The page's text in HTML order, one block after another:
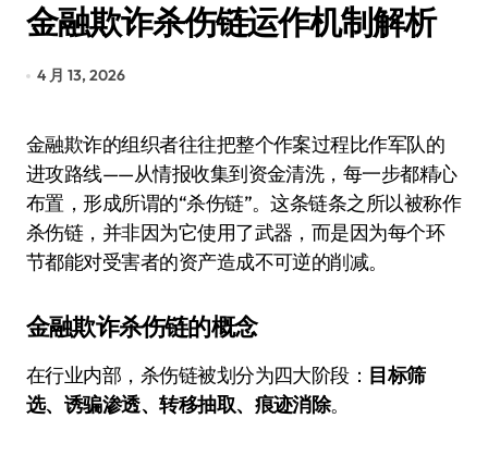
金融欺诈杀伤链运作机制解析
4 月 13, 2026
金融欺诈的组织者往往把整个作案过程比作军队的
进攻路线——从情报收集到资金清洗，每一步都精心
布置，形成所谓的“杀伤链”。这条链条之所以被称作
杀伤链，并非因为它使用了武器，而是因为每个环
节都能对受害者的资产造成不可逆的削减。
金融欺诈杀伤链的概念
在行业内部，杀伤链被划分为四大阶段： 目标筛
选、诱骗渗透、转移抽取、痕迹消除。